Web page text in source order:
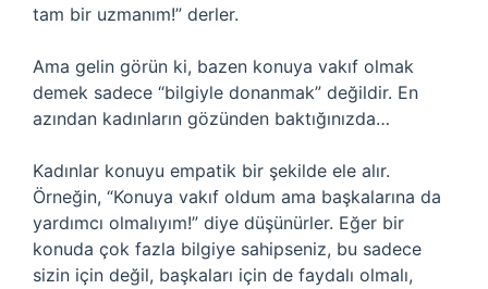
tam bir uzmanım!” derler.
Ama gelin görün ki, bazen konuya vakıf olmak
demek sadece “bilgiyle donanmak” değildir. En
azından kadınların gözünden baktığınızda…
Kadınlar konuyu empatik bir şekilde ele alır.
Örneğin, “Konuya vakıf oldum ama başkalarına da
yardımcı olmalıyım!” diye düşünürler. Eğer bir
konuda çok fazla bilgiye sahipseniz, bu sadece
sizin için değil, başkaları için de faydalı olmalı,